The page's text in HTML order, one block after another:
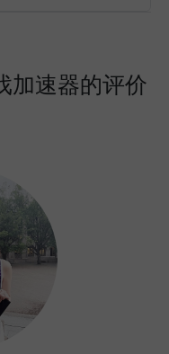
加速器的评价